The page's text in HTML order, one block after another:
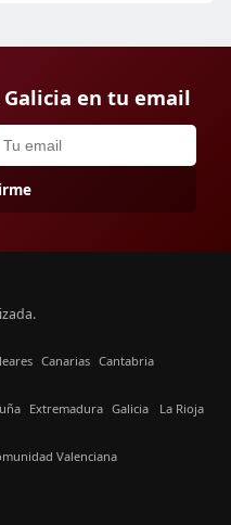
en tu email
Canarias Cantabria
Extremadura Galicia La Rioja
Valenciana